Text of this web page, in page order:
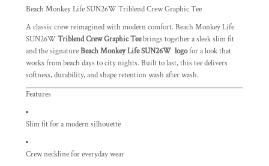
Beach Monkey Life SUN26W Triblend Crew Graphic Tee
A classic crew reimagined with modern comfort. Beach Monkey Life
SUN26WTriblend Crew Graphic Teebrings together a sleek slim fit
and the signatureBeach Monkey Life SUN26W logofor a look that
works from beach days to city nights. Built to last, this tee delivers
softness, durability, and shape retention wash after wash.
Features
Slim fit for a modern silhouette
Crew neckline for everyday wear